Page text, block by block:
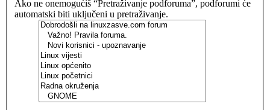
Ako ne onemogućiš “Pretraživanje podforuma”, podforumi će
automatski biti uključeni u pretraživanje.